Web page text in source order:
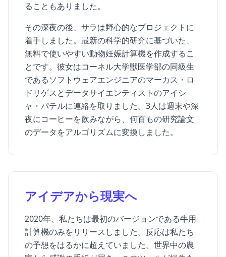
ることもありました。
その深夜の後、サラは野心的なプロジェクトに
着手しました。最新の科学的研究に基づいた、
無料で使いやすい動物妊娠計算機を作成するこ
とです。彼女はコーネル大学獣医学部の同級生
であるソフトウェアエンジニアのマーカス・ロ
ドリゲスとデータサイエンティストのアイシ
ャ・パテルに連絡を取りました。3人は週末や深
夜にコーヒーを飲みながら、何百もの研究論文
のデータをアルゴリズムに変換しました。
アイデアから現実へ
2020年、私たちは最初のバージョンである牛用
計算機のみをリリースしました。反応は私たち
の予想をはるかに超えていました。世界中の農